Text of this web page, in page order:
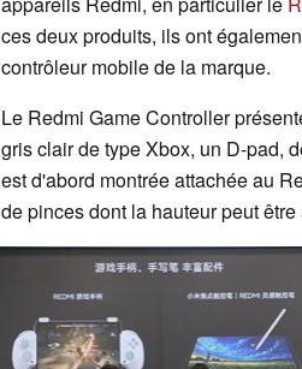
ces deux produits, ils ont
contrôleur mobile de la marque.
Le Redmi Game Controller
gris clair de type Xbox, un D-pad,
est d'abord montrée attachée au
de pinces dont la hauteur peut